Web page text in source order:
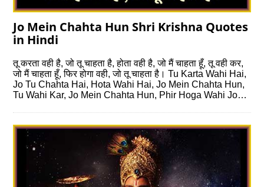
Jo Mein Chahta Hun Shri Krishna Quotes
in Hindi
तू करता वही है, जो तू चाहता है, होता वही है, जो मैं चाहता हूँ, तू वही कर,
जो मैं चाहता हूँ, फिर होगा वही, जो तू चाहता है। Tu Karta Wahi Hai,
Jo Tu Chahta Hai, Hota Wahi Hai, Jo Mein Chahta Hun,
Tu Wahi Kar, Jo Mein Chahta Hun, Phir Hoga Wahi Jo…